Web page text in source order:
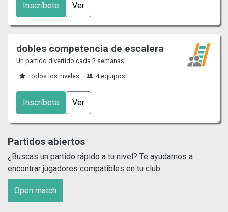
Inscríbete Ver
dobles competencia de escalera
Un partido divertido cada 2 semanas
Todos los niveles
4 equipos
Inscríbete Ver
Partidos abiertos
¿Buscas un partido rápido a tu nivel? Te ayudamos a
encontrar jugadores compatibles en tu club.
Open match